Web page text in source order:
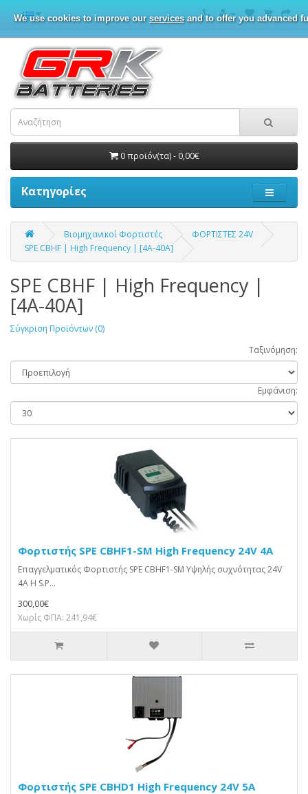
We use cookies to improve our servicesand to offer you advanced
0 προϊόν(τα) - 0,00€
Κατηγορίες
Βιομηχανικοί Φορτιστές
ΦΟΡΤΙΣΤΕΣ 24V
SPE CBHF | High Frequency | [4A-40A]
SPE CBHF | High Frequency |
[4A-40A]
Σύγκριση Προϊόντων (0)
Ταξινόμηση:
Εμφάνιση:
Φορτιστής SPE CBHF1-SM High Frequency 24V 4A
Επαγγελματικός Φορτιστής SPE CBHF1-SM Υψηλής συχνότητας 24V
4A Η S.P...
300,00€
Χωρίς ΦΠΑ: 241,94€
Φορτιστής SPE CBHD1 High Frequency 24V 5A